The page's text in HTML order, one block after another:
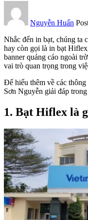
Nguyễn Huấn
Nhắc đến in bạt, chúng ta
hay còn gọi là in bạt
banner quảng cáo ngoài
vai trò quan trọng trong
Để hiểu thêm về các
Sơn Nguyễn giải đáp
1. Bạt Hiflex là